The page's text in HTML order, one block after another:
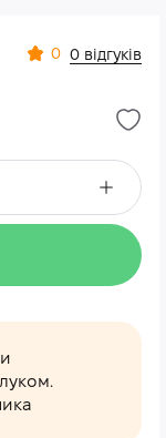
0 0 відгуків